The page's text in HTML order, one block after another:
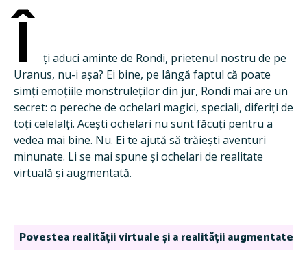
Î
ți aduci aminte de Rondi, prietenul nostru de pe
Uranus, nu-i așa? Ei bine, pe lângă faptul că poate
simți emoțiile monstruleților din jur, Rondi mai are un
secret: o pereche de ochelari magici, speciali, diferiți de
toți celelalți. Acești ochelari nu sunt făcuți pentru a
vedea mai bine. Nu. Ei te ajută să trăiești aventuri
minunate. Li se mai spune și ochelari de realitate
virtuală și augmentată.
Povestea realității virtuale și a realității augmentate